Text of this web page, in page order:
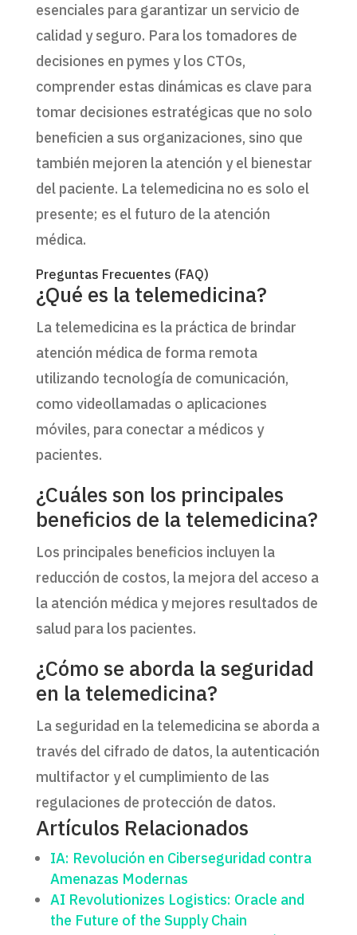
esenciales para garantizar un servicio de
calidad y seguro. Para los tomadores de
decisiones en pymes y los CTOs,
comprender estas dinámicas es clave para
tomar decisiones estratégicas que no solo
beneficien a sus organizaciones, sino que
también mejoren la atención y el bienestar
del paciente. La telemedicina no es solo el
presente; es el futuro de la atención
médica.
Preguntas Frecuentes (FAQ)
¿Qué es la telemedicina?
La telemedicina es la práctica de brindar
atención médica de forma remota
utilizando tecnología de comunicación,
como videollamadas o aplicaciones
móviles, para conectar a médicos y
pacientes.
¿Cuáles son los principales
beneficios de la telemedicina?
Los principales beneficios incluyen la
reducción de costos, la mejora del acceso a
la atención médica y mejores resultados de
salud para los pacientes.
¿Cómo se aborda la seguridad
en la telemedicina?
La seguridad en la telemedicina se aborda a
través del cifrado de datos, la autenticación
multifactor y el cumplimiento de las
regulaciones de protección de datos.
Artículos Relacionados
IA: Revolución en Ciberseguridad contra
Amenazas Modernas
AI Revolutionizes Logistics: Oracle and
the Future of the Supply Chain